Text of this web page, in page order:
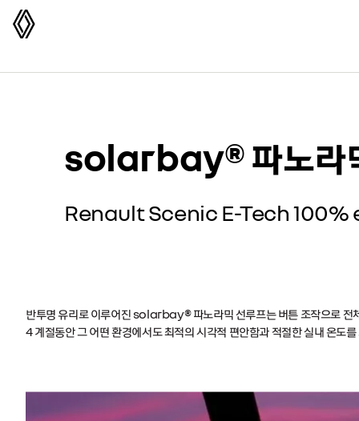
르노코리아
solarbay®파노라
Renault Scenic E-Tech100%
반투명 유리로 이루어진 solarbay® 파노라믹 선루프는 버튼 조작으로 전
4 계절동안 그 어떤 환경에서도 최적의 시각적 편안함과 적절한 실내 온도